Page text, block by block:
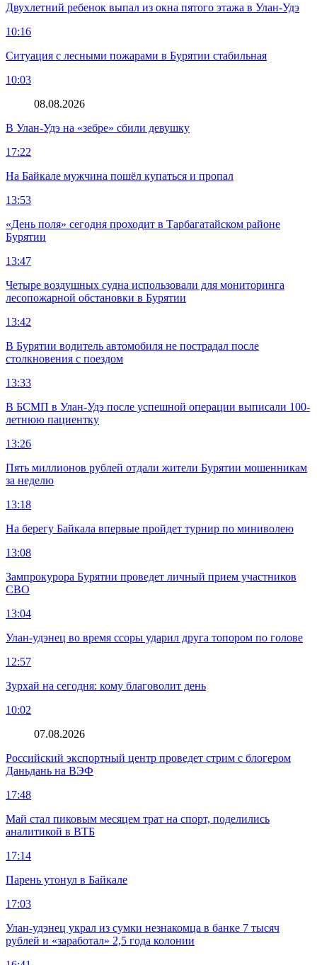
Двухлетний ребенок выпал из окна пятого этажа в Улан-Удэ
10:16
Ситуация с лесными пожарами в Бурятии стабильная
10:03
08.08.2026
В Улан-Удэ на «зебре» сбили девушку
17:22
На Байкале мужчина пошёл купаться и пропал
13:53
«День поля» сегодня проходит в Тарбагатайском районе
Бурятии
13:47
Четыре воздушных судна использовали для мониторинга
лесопожарной обстановки в Бурятии
13:42
В Бурятии водитель автомобиля не пострадал после
столкновения с поездом
13:33
В БСМП в Улан-Удэ после успешной операции выписали 100-
летнюю пациентку
13:26
Пять миллионов рублей отдали жители Бурятии мошенникам
за неделю
13:18
На берегу Байкала впервые пройдет турнир по миниволею
13:08
Зампрокурора Бурятии проведет личный прием участников
СВО
13:04
Улан-удэнец во время ссоры ударил друга топором по голове
12:57
Зурхай на сегодня: кому благоволит день
10:02
07.08.2026
Российский экспортный центр проведет стрим с блогером
Даньдань на ВЭФ
17:48
Май стал пиковым месяцем трат на спорт, поделились
аналитикой в ВТБ
17:14
Парень утонул в Байкале
17:03
Улан-удэнец украл из сумки незнакомца в банке 7 тысяч
рублей и «заработал» 2,5 года колонии